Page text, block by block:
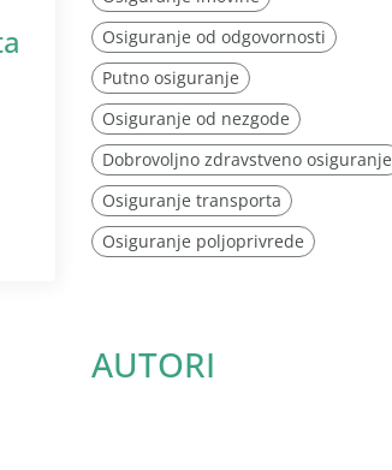
Osiguranje od odgovornosti
Putno osiguranje
Osiguranje od nezgode
Dobrovoljno zdravstveno osiguranje
Osiguranje transporta
Osiguranje poljoprivrede
AUTORI